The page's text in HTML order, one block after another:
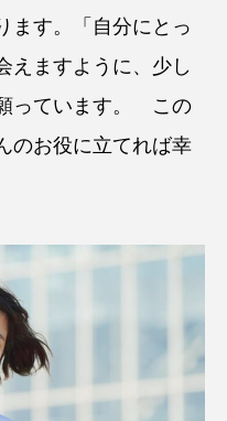
ます。「自分にとっ
えますように、少し
っています。 この
のお役に立てれば幸